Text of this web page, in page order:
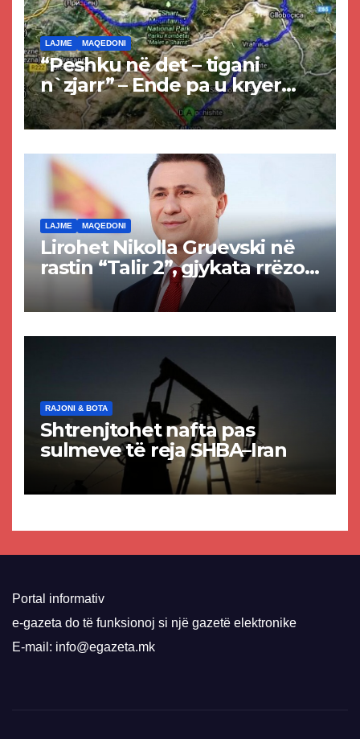
LAJME MAQEDONI
“Peshku në det – tigani
n`zjarr” – Ende pa u kryer
projekti i tunelit, komuna e
Tetovës nis punimet për
LAJME MAQEDONI
Lirohet Nikolla Gruevski në
rastin “Talir 2”, gjykata rrëzon
akuzat për ndërtimin e
paligjshëm të selisë së
RAJONI & BOTA
Shtrenjtohet nafta pas
sulmeve të reja SHBA–Iran
Portal informativ
e-gazeta do të funksionoj si një gazetë elektronike
E-mail: info@egazeta.mk